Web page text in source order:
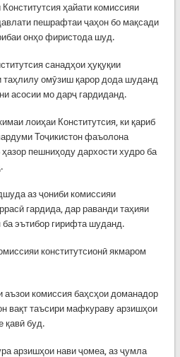
ҳайати комиссияи
пешрафтаи ҷаҳон бо мақсади
онҳо фиристода шуд.
санадҳои ҳуқуқии
омӯзиш қарор дода шуданд
асосии мо дарҷ гардиданд.
лоиҳаи Конститутсия, ки қариб
Тоҷикистон фаъолона
ҳазор пешниҳоду дархости худро ба
аз ҷониби комиссияи
гардида, дар раванди таҳияи
ба эътибор гирифта шуданд.
конститутсионӣ якмаром
аъзои комиссия баҳсҳои доманадор
вақт таъсири мафкураву арзишҳои
қавӣ буд.
арзишҳои нави ҷомеа, аз ҷумла